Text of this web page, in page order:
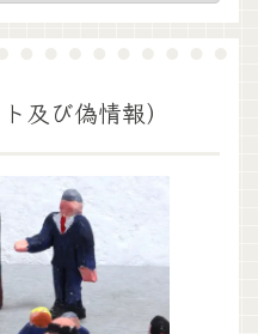
及び偽情報）